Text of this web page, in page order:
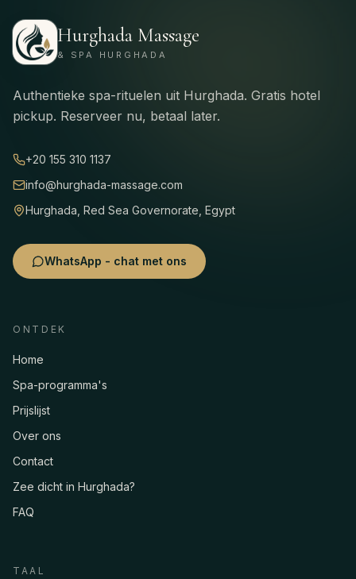
Hurghada Massage
& SPA HURGHADA
Authentieke spa-rituelen uit Hurghada. Gratis hotel
pickup. Reserveer nu, betaal later.
+20 155 310 1137
info@hurghada-massage.com
Hurghada, Red Sea Governorate, Egypt
WhatsApp - chat met ons
ONTDEK
Home
Spa-programma's
Prijslijst
Over ons
Contact
Zee dicht in Hurghada?
FAQ
TAAL